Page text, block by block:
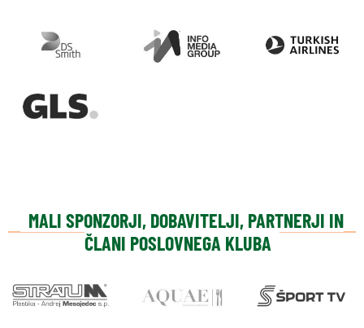
MALI SPONZORJI, DOBAVITELJI, PARTNERJI IN
ČLANI POSLOVNEGA KLUBA